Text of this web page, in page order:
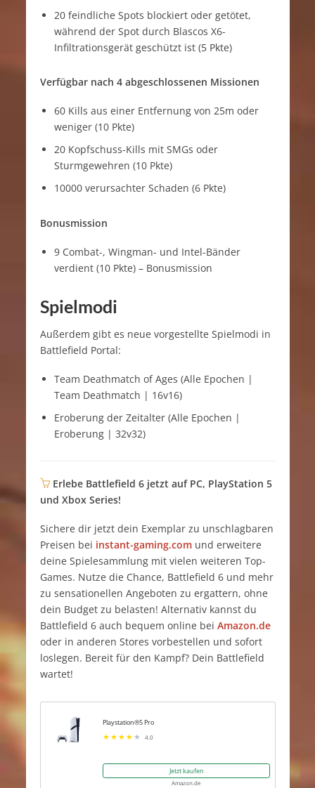
20 feindliche Spots blockiert oder getötet,
während der Spot durch Blascos X6-
Infiltrationsgerät geschützt ist (5 Pkte)
Verfügbar nach 4 abgeschlossenen Missionen
60 Kills aus einer Entfernung von 25m oder
weniger (10 Pkte)
20 Kopfschuss-Kills mit SMGs oder
Sturmgewehren (10 Pkte)
10000 verursachter Schaden (6 Pkte)
Bonusmission
9 Combat-, Wingman- und Intel-Bänder
verdient (10 Pkte) – Bonusmission
Spielmodi
Außerdem gibt es neue vorgestellte Spielmodi in
Battlefield Portal:
Team Deathmatch of Ages (Alle Epochen |
Team Deathmatch | 16v16)
Eroberung der Zeitalter (Alle Epochen |
Eroberung | 32v32)
Erlebe Battlefield 6 jetzt auf PC, PlayStation 5
und Xbox Series!
Sichere dir jetzt dein Exemplar zu unschlagbaren
Preisen bei instant-gaming.comund erweitere
deine Spielesammlung mit vielen weiteren Top-
Games. Nutze die Chance, Battlefield 6 und mehr
zu sensationellen Angeboten zu ergattern, ohne
dein Budget zu belasten! Alternativ kannst du
Battlefield 6 auch bequem online bei Amazon.de
oder in anderen Stores vorbestellen und sofort
loslegen. Bereit für den Kampf? Dein Battlefield
wartet!
Playstation®5 Pro
4.0
Jetzt kaufen
Amazon.de